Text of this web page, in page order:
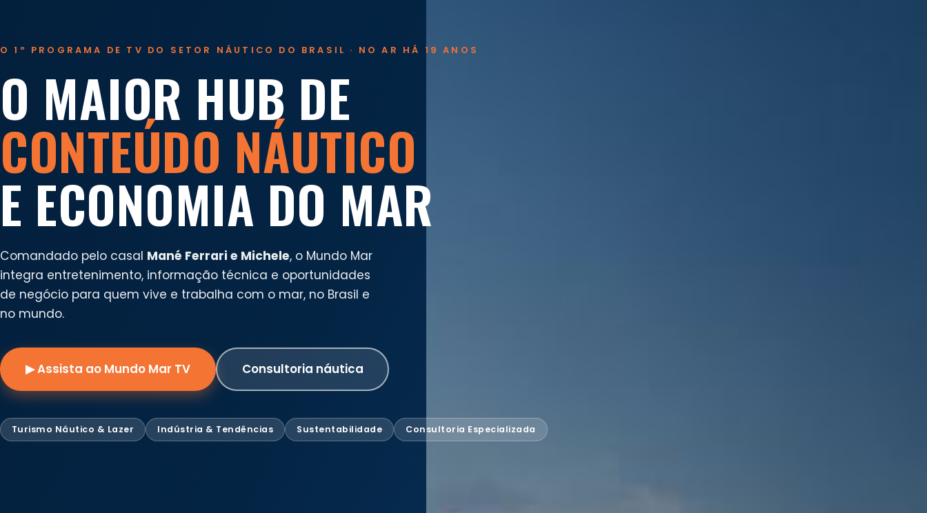
O 1º PROGRAMA DE TV DO SETOR NÁUTICO DO BRASIL · NO AR HÁ 19 ANOS
O MAIOR HUB DE
CONTEÚDO NÁUTICO
E ECONOMIA DO MAR
Comandado pelo casal Mané Ferrari e Michele, o Mundo Mar
integra entretenimento, informação técnica e oportunidades
de negócio para quem vive e trabalha com o mar, no Brasil e
no mundo.
▶ Assista ao Mundo Mar TV Consultoria náutica
Turismo Náutico & Lazer Indústria & Tendências Sustentabilidade Consultoria Especializada